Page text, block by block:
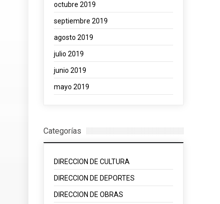
octubre 2019
septiembre 2019
agosto 2019
julio 2019
junio 2019
mayo 2019
Categorías
DIRECCION DE CULTURA
DIRECCION DE DEPORTES
DIRECCION DE OBRAS